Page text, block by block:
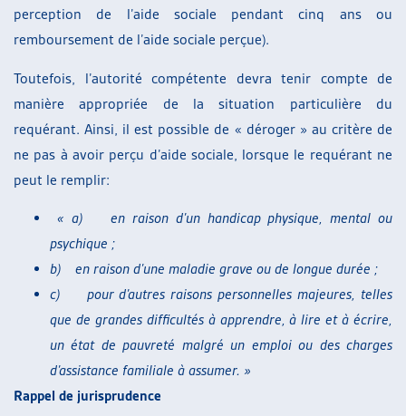
perception de l’aide sociale pendant cinq ans ou
remboursement de l’aide sociale perçue).
Toutefois, l’autorité compétente devra tenir compte de
manière appropriée de la situation particulière du
requérant. Ainsi, il est possible de « déroger » au critère de
ne pas à avoir perçu d’aide sociale, lorsque le requérant ne
peut le remplir:
« a)en raison d’un handicap physique, mental ou
psychique ;
b) en raison d’une maladie grave ou de longue durée ;
c) pour d’autres raisons personnelles majeures, telles
que de grandes difficultés à apprendre, à lire et à écrire,
un état de pauvreté malgré un emploi ou des charges
d’assistance familiale à assumer. »
Rappel de jurisprudence